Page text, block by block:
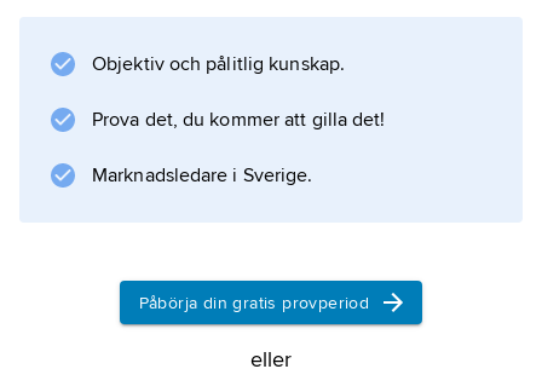
Man säger att spänningen har fallit över
Objektiv och pålitlig kunskap.
Prova det, du kommer att gilla det!
Marknadsledare i Sverige.
Påbörja din gratis provperiod
eller